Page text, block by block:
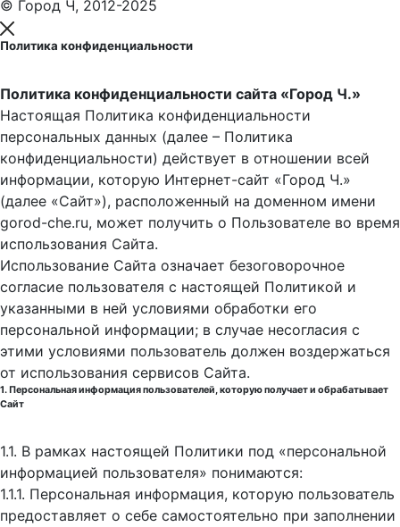
© Город Ч, 2012-2025
Политика конфиденциальности
Политика конфиденциальности сайта «Город Ч.»
Настоящая Политика конфиденциальности
персональных данных (далее – Политика
конфиденциальности) действует в отношении всей
информации, которую Интернет-сайт «Город Ч.»
(далее «Сайт»), расположенный на доменном имени
gorod-che.ru, может получить о Пользователе во время
использования Cайта.
Использование Сайта означает безоговорочное
согласие пользователя с настоящей Политикой и
указанными в ней условиями обработки его
персональной информации; в случае несогласия с
этими условиями пользователь должен воздержаться
от использования сервисов Сайта.
1. Персональная информация пользователей, которую получает и обрабатывает
Сайт
1.1. В рамках настоящей Политики под «персональной
информацией пользователя» понимаются:
1.1.1. Персональная информация, которую пользователь
предоставляет о себе самостоятельно при заполнении